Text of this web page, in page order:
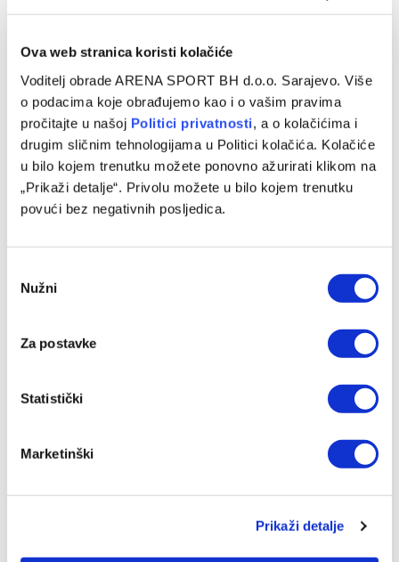
Ova web stranica koristi kolačiće
Voditelj obrade ARENA SPORT BH d.o.o. Sarajevo. Više
o podacima koje obrađujemo kao i o vašim pravima
pročitajte u našoj Politici privatnosti, a o kolačićima i
drugim sličnim tehnologijama u Politici kolačića. Kolačiće
u bilo kojem trenutku možete ponovno ažurirati klikom na
„Prikaži detalje“. Privolu možete u bilo kojem trenutku
povući bez negativnih posljedica.
Selection
Nužni
Za postavke
Statistički
Marketinški
Prikaži detalje
Programska šema